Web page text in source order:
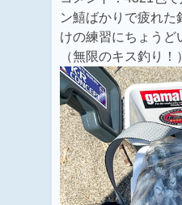
ン鱚ばかりで疲れた
けの練習にちょうど
（無限のキス釣り！）